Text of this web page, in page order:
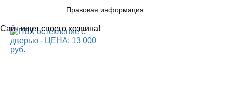
Правовая информация
Сайт ищет своего хозяина!